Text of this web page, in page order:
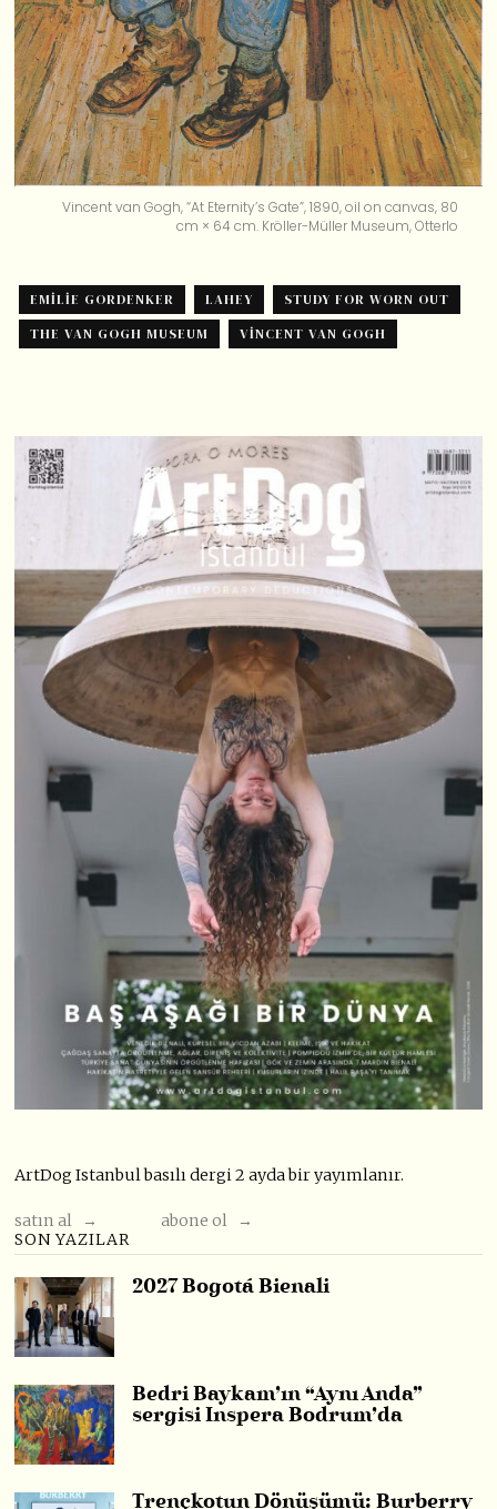
Vincent van Gogh, “At Eternity’s Gate”, 1890, oil on canvas, 80
cm × 64 cm. Kröller-Müller Museum, Otterlo
EMILIE GORDENKER LAHEY
STUDY FOR WORN OUT
THE VAN GOGH MUSEUM
VINCENT VAN GOGH
ArtDog Istanbul basılı dergi 2 ayda bir yayımlanır.
satın al →
abone ol →
SON YAZILAR
2027 Bogotá Bienali
Bedri Baykam’ın “Aynı Anda”
sergisi Inspera Bodrum’da
Trençkotun Dönüşümü: Burberry